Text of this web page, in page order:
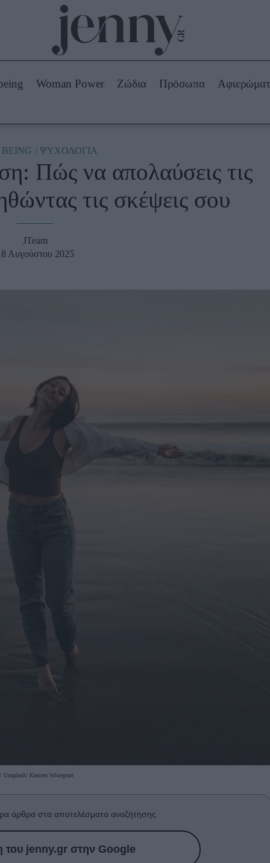
Beauty -
Ομορφιά
Skincare
Μακιγιάζ
Ζώδια
Woman Power Ζώδια Πρόσωπα
ΨΥΧΟΛΟΓΙΑ
Πώς να απολαύσεις τις
τις σκέψεις σου
JTeam
Αυγούστου 2025
Unsplash/ Karsten Winegeart
άρθρα στα αποτελέσματα αναζήτησης.
του jenny.gr στην Google